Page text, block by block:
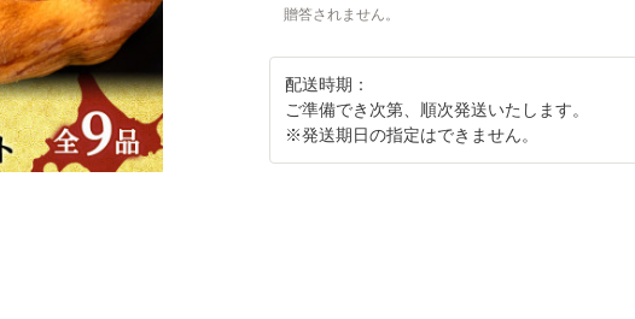
贈答されません。
配送時期：
ご準備でき次第、順次発送いたします。
※発送期日の指定はできません。